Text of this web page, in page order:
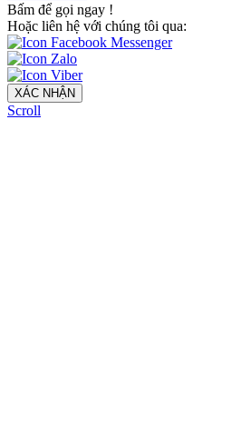
Bấm để gọi ngay !
Hoặc liên hệ với chúng tôi qua:
XÁC NHẬN
Scroll